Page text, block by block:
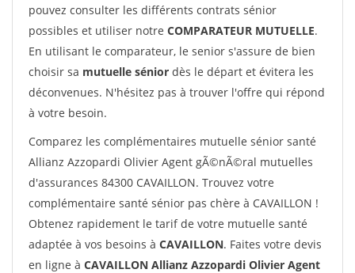
pouvez consulter les différents contrats sénior
possibles et utiliser notre COMPARATEUR MUTUELLE.
En utilisant le comparateur, le senior s'assure de bien
choisir sa mutuelle sénior dès le départ et évitera les
déconvenues. N'hésitez pas à trouver l'offre qui répond
à votre besoin.
Comparez les complémentaires mutuelle sénior santé
Allianz Azzopardi Olivier Agent gÃ©nÃ©ral mutuelles
d'assurances 84300 CAVAILLON. Trouvez votre
complémentaire santé sénior pas chère à CAVAILLON !
Obtenez rapidement le tarif de votre mutuelle santé
adaptée à vos besoins à CAVAILLON. Faites votre devis
en ligne à CAVAILLON Allianz Azzopardi Olivier Agent